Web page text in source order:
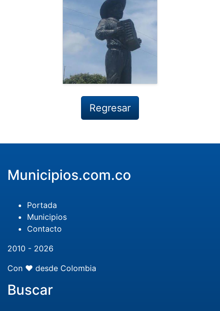
Regresar
Municipios.com.co
Portada
Municipios
Contacto
2010 - 2026
Con ❤️ desde Colombia
Buscar